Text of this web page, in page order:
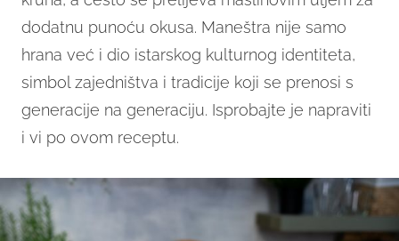
dodatnu punoću okusa. Maneštra nije samo
hrana već i dio istarskog kulturnog identiteta,
simbol zajedništva i tradicije koji se prenosi s
generacije na generaciju. Isprobajte je napraviti
i vi po ovom receptu.